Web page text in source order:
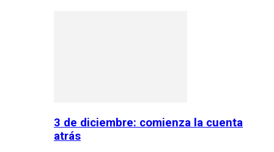
3 de diciembre: comienza la cuenta
atrás